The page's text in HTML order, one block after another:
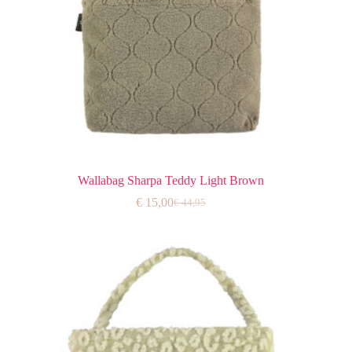
Wallabag Sharpa Teddy Light Brown
€44,95
Oorspronkelijke
€ 44,95.
€15,00Huidige
€ 15,00.